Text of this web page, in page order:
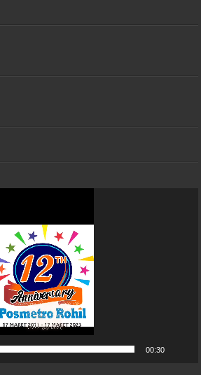
00:30